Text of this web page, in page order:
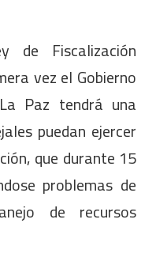
de Fiscalización
vez el Gobierno
Paz tendrá una
puedan ejercer
que durante 15
problemas de
de recursos